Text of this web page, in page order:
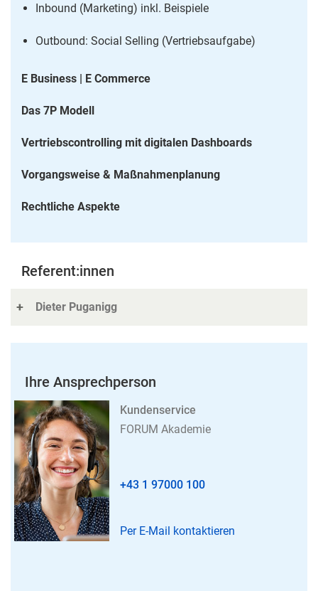
Inbound (Marketing) inkl. Beispiele
Outbound: Social Selling (Vertriebsaufgabe)
E Business | E Commerce
Das 7P Modell
Vertriebscontrolling mit digitalen Dashboards
Vorgangsweise & Maßnahmenplanung
Rechtliche Aspekte
Referent:innen
Dieter Puganigg
Ihre Ansprechperson
Kundenservice
FORUM Akademie
+43 1 97000 100
Per E-Mail kontaktieren